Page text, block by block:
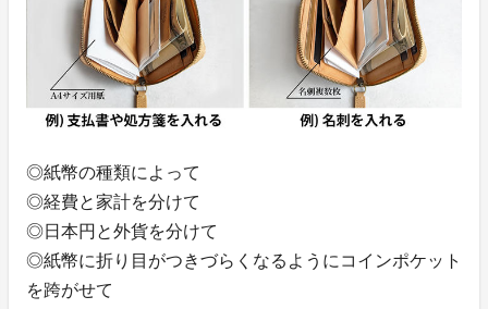
◎紙幣の種類によって
◎経費と家計を分けて
◎日本円と外貨を分けて
◎紙幣に折り目がつきづらくなるようにコインポケット
を跨がせて